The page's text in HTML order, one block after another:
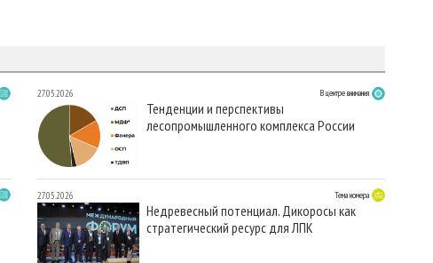
27.05.2026 В центре внимания
Тенденции и перспективы
лесопромышленного комплекса России
27.05.2026 Тема номера
Недревесный потенциал. Дикоросы как
стратегический ресурс для ЛПК